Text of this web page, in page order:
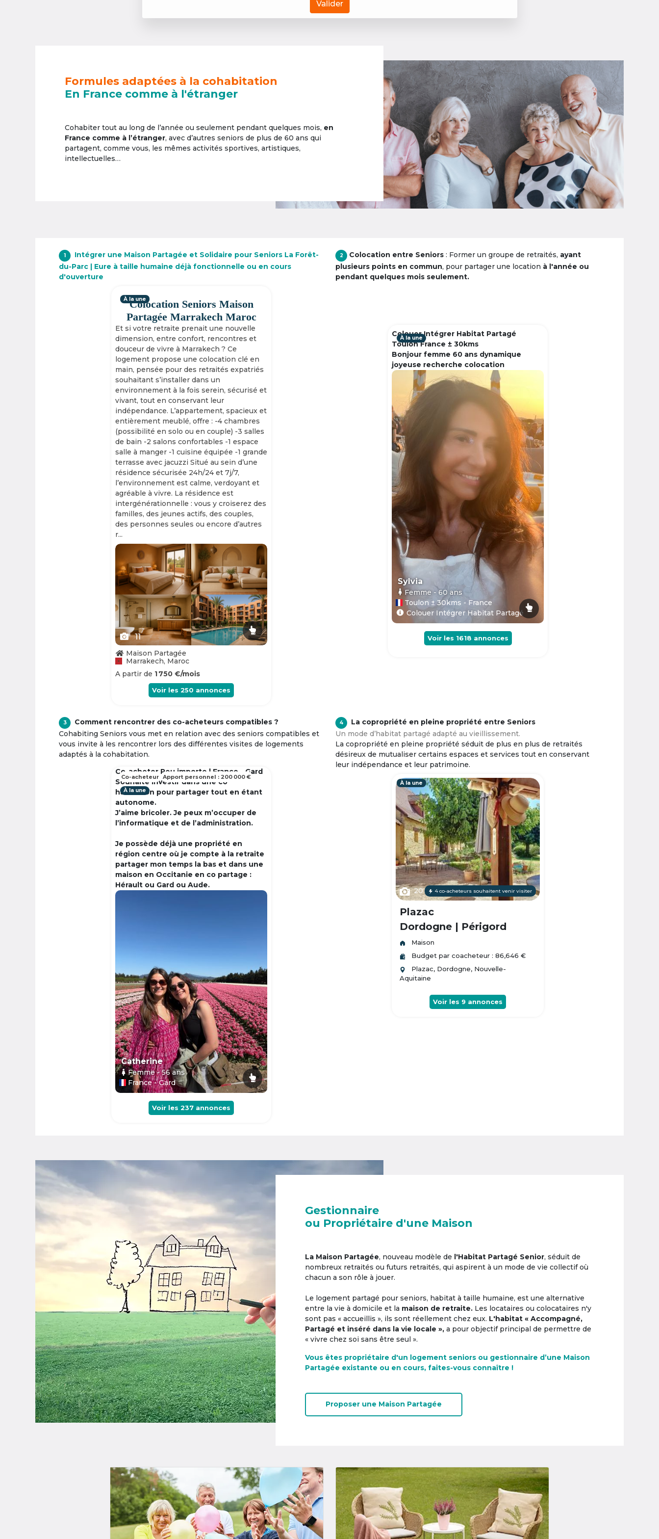
Valider
Formules adaptées à la cohabitation
En France comme à l'étranger
Cohabiter tout au long de l’année ou seulement pendant quelques mois, en
France comme à l’étranger, avec d’autres seniors de plus de 60 ans qui
partagent, comme vous, les mêmes activités sportives, artistiques,
intellectuelles…
1
Intégrer une Maison Partagée et Solidaire pour Seniors La Forêt-
du-Parc | Eure à taille humaine déjà fonctionnelle ou en cours
d'ouverture
Colocation Seniors Maison
Partagée Marrakech Maroc
Et si votre retraite prenait une nouvelle
dimension, entre confort, rencontres et
douceur de vivre à Marrakech ? Ce
logement propose une colocation clé en
main, pensée pour des retraités expatriés
souhaitant s’installer dans un
environnement à la fois serein, sécurisé et
vivant, tout en conservant leur
indépendance. L’appartement, spacieux et
entièrement meublé, offre : -4 chambres
(possibilité en solo ou en couple) -3 salles
de bain -2 salons confortables -1 espace
salle à manger -1 cuisine équipée -1 grande
terrasse avec jacuzzi Situé au sein d’une
résidence sécurisée 24h/24 et 7j/7,
l’environnement est calme, verdoyant et
agréable à vivre. La résidence est
intergénérationnelle : vous y croiserez des
familles, des jeunes actifs, des couples,
des personnes seules ou encore d’autres
r...
À la une
Slide 1 of 11
11
Maison Partagée
Marrakech, Maroc
A partir de 1 750 €/mois
Voir les 250 annonces
2 Colocation entre Seniors : Former un groupe de retraités, ayant
plusieurs points en commun, pour partager une location à l'année ou
pendant quelques mois seulement.
Colouer Intégrer Habitat Partagé
Toulon France ± 30kms
Bonjour femme 60 ans dynamique
joyeuse recherche colocation
À la une
Sylvia
Femme - 60ans
Toulon ± 30kms - France
Colouer Intégrer Habitat Partagé
Voir les 1618 annonces
3
Comment rencontrer des co-acheteurs compatibles ?
Cohabiting Seniors vous met en relation avec des seniors compatibles et
vous invite à les rencontrer lors des différentes visites de logements
adaptés à la cohabitation.
Co-acheter Peu importe | France - Gard
Souhaite investir dans une co
habitation pour partager tout en étant
autonome.
J’aime bricoler. Je peux m’occuper de
l’informatique et de l’administration.
Je possède déjà une propriété en
région centre où je compte à la retraite
partager mon temps la bas et dans une
maison en Occitanie en co partage :
Hérault ou Gard ou Aude.
À la une
Catherine
Femme- 56ans
France - Gard
Co-acheteur Apport personnel : 200 000 €
Voir les 237 annonces
4
La copropriété en pleine propriété entre Seniors
Un mode d’habitat partagé adapté au vieillissement.
La copropriété en pleine propriété séduit de plus en plus de retraités
désireux de mutualiser certains espaces et services tout en conservant
leur indépendance et leur patrimoine.
À la une
20 4 co-acheteurs souhaitent venir visiter
Plazac
Dordogne | Périgord
Maison
Budget par coacheteur : 86,646 €
Plazac, Dordogne, Nouvelle-
Aquitaine
Voir les 9 annonces
Gestionnaire
ou Propriétaire d'une Maison
La Maison Partagée, nouveau modèle de l'Habitat Partagé Senior, séduit de
nombreux retraités ou futurs retraités, qui aspirent à un mode de vie collectif où
chacun a son rôle à jouer.
Le logement partagé pour seniors, habitat à taille humaine, est une alternative
entre la vie à domicile et la maison de retraite. Les locataires ou colocataires n'y
sont pas « accueillis », ils sont réellement chez eux. L'habitat « Accompagné,
Partagé et inséré dans la vie locale », a pour objectif principal de permettre de
« vivre chez soi sans être seul ».
Vous êtes propriétaire d'un logement seniors ou gestionnaire d’une Maison
Partagée existante ou en cours, faites-vous connaître !
Proposer une Maison Partagée